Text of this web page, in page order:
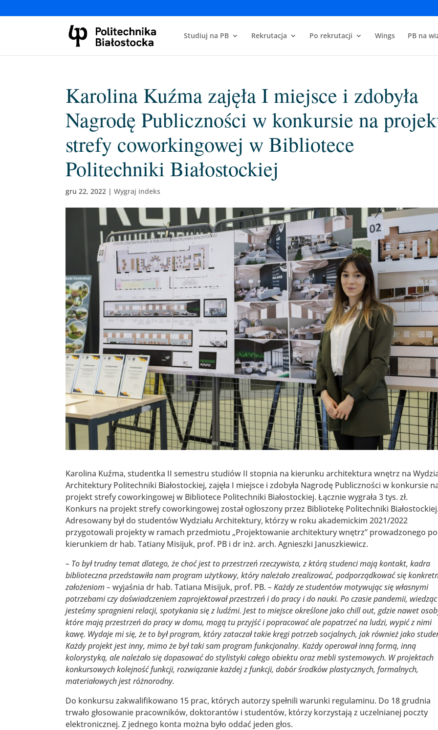
Studiuj na PB Rekrutacja Po rekrutacji Wings PB na
Karolina Kuźma zajęła I miejsce i zdobyła
Nagrodę Publiczności w konkursie na
strefy coworkingowej w Bibliotece
Politechniki Białostockiej
gru 22, 2022 |Wygraj indeks
Karolina Kuźma, studentka II semestru studiów II stopnia na kierunku architektura wnętrz na
Architektury Politechniki Białostockiej, zajęła I miejsce i zdobyła Nagrodę Publiczności w konkursie
projekt strefy coworkingowej w Bibliotece Politechniki Białostockiej. Łącznie wygrała 3 tys. zł.
Konkurs na projekt strefy coworkingowej został ogłoszony przez Bibliotekę Politechniki
Adresowany był do studentów Wydziału Architektury, którzy w roku akademickim 2021/2022
przygotowali projekty w ramach przedmiotu „Projektowanie architektury wnętrz” prowadzonego
kierunkiem dr hab. Tatiany Misijuk, prof. PB i dr inż. arch. Agnieszki Januszkiewicz.
– To był trudny temat dlatego, że choć jest to przestrzeń rzeczywista, z którą studenci mają kontakt, kadra
biblioteczna przedstawiła nam program użytkowy, który należało zrealizować, podporządkować się
założeniom – wyjaśnia dr hab. Tatiana Misijuk, prof. PB.– Każdy ze studentów motywując się własnymi
potrzebami czy doświadczeniem zaprojektował przestrzeń i do pracy i do nauki. Po czasie pandemii,
jesteśmy spragnieni relacji, spotykania się z ludźmi. Jest to miejsce określone jako chill out, gdzie nawet
które mają przestrzeń do pracy w domu, mogą tu przyjść i popracować ale popatrzeć na ludzi, wypić z nimi
kawę. Wydaje mi się, że to był program, który zataczał takie kręgi potrzeb socjalnych, jak również jako
Każdy projekt jest inny, mimo że był taki sam program funkcjonalny. Każdy operował inną formą, inną
kolorystyką, ale należało się dopasować do stylistyki całego obiektu oraz mebli systemowych. W projektach
konkursowych kolejność funkcji, rozwiązanie każdej z funkcji, dobór środków plastycznych, formalnych,
materiałowych jest różnorodny.
Do konkursu zakwalifikowano 15 prac, których autorzy spełnili warunki regulaminu. Do 18 grudnia
trwało głosowanie pracowników, doktorantów i studentów, którzy korzystają z uczelnianej poczty
elektronicznej. Z jednego konta można było oddać jeden głos.